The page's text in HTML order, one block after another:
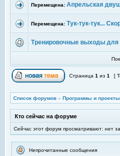
Перемещена: Апрельская
Перемещена: Тук-тук-тук...
Тренировочные выходы для
Страница 1 из 1 [
Список форумов » Программы и проекты
Кто сейчас на форуме
Сейчас этот форум просматривают: нет
Непрочитанные сообщения